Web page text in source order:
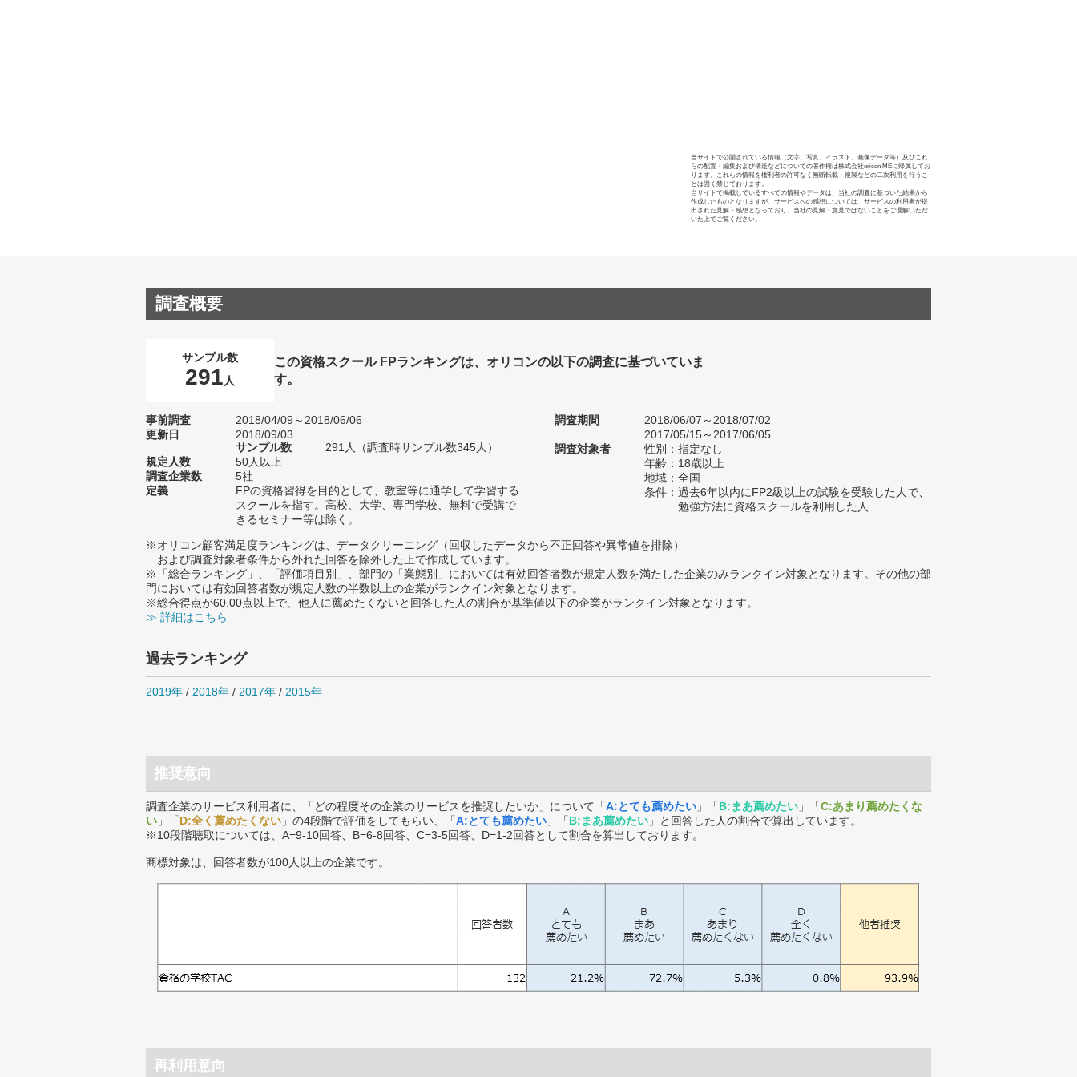
当サイトで公開されている情報（文字、写真、イラスト、画像データ等）及びこれ
らの配置・編集および構造などについての著作権は株式会社oricon MEに帰属してお
ります。これらの情報を権利者の許可なく無断転載・複製などの二次利用を行うこ
とは固く禁じております。
当サイトで掲載しているすべての情報やデータは、当社の調査に基づいた結果から
作成したものとなりますが、サービスへの感想については、サービスの利用者が提
出された見解・感想となっており、当社の見解・意見ではないことをご理解いただ
いた上でご覧ください。
調査概要
サンプル数
291 人
この資格スクール FPランキングは、オリコンの以下の調査に基づいていま
す。
事前調査
2018/04/09～2018/06/06
更新日
2018/09/03
サンプル数
291人（調査時サンプル数345人）
規定人数
50人以上
調査企業数
5社
定義
FPの資格習得を目的として、教室等に通学して学習する
スクールを指す。高校、大学、専門学校、無料で受講で
きるセミナー等は除く。
調査期間
2018/06/07～2018/07/02
2017/05/15～2017/06/05
調査対象者
性別：指定なし
年齢：18歳以上
地域：全国
条件：過去6年以内にFP2級以上の試験を受験した人で、
勉強方法に資格スクールを利用した人
※オリコン顧客満足度ランキングは、データクリーニング（回収したデータから不正回答や異常値を排除）
および調査対象者条件から外れた回答を除外した上で作成しています。
※「総合ランキング」、「評価項目別」、部門の「業態別」においては有効回答者数が規定人数を満たした企業のみランクイン対象となります。その他の部
門においては有効回答者数が規定人数の半数以上の企業がランクイン対象となります。
※総合得点が60.00点以上で、他人に薦めたくないと回答した人の割合が基準値以下の企業がランクイン対象となります。
≫ 詳細はこちら
過去ランキング
2019年 / 2018年 / 2017年 / 2015年
推奨意向
調査企業のサービス利用者に、「どの程度その企業のサービスを推奨したいか」について「A:とても薦めたい 」「B:まあ薦めたい 」「C:あまり薦めたくな
い 」「D:全く薦めたくない 」の4段階で評価をしてもらい、「A:とても薦めたい 」「B:まあ薦めたい 」と回答した人の割合で算出しています。
※10段階聴取については、A=9-10回答、B=6-8回答、C=3-5回答、D=1-2回答として割合を算出しております。
商標対象は、回答者数が100人以上の企業です。
再利用意向